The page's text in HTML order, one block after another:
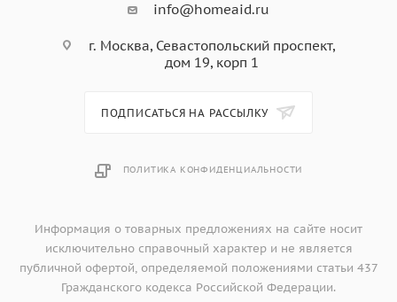
info@homeaid.ru
г. Москва, Севастопольский проспект,
дом 19, корп 1
ПОДПИСАТЬСЯ НА РАССЫЛКУ
ПОЛИТИКА КОНФИДЕНЦИАЛЬНОСТИ
Информация о товарных предложениях на сайте носит
исключительно справочный характер и не является
публичной офертой, определяемой положениями статьи 437
Гражданского кодекса Российской Федерации.